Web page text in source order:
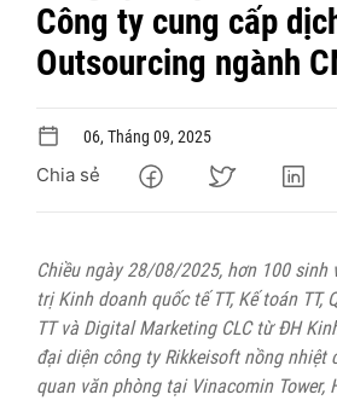
Công ty cung cấp
Outsourcing ngành
06, Tháng 09, 2025
Chia sẻ
Chiều ngày 28/08/2025, hơn 100 sinh
trị Kinh doanh quốc tế TT, Kế toán TT,
TT và Digital Marketing CLC từ ĐH
đại diện công ty Rikkeisoft nồng nhiệt
quan văn phòng tại Vinacomin Tower,